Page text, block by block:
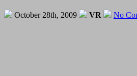
October 28th, 2009 VR No